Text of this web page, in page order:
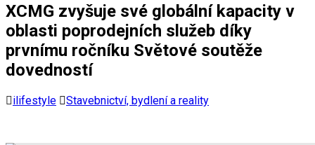
XCMG zvyšuje své globální kapacity v
oblasti poprodejních služeb díky
prvnímu ročníku Světové soutěže
dovedností
ilifestyle Stavebnictví, bydlení a reality